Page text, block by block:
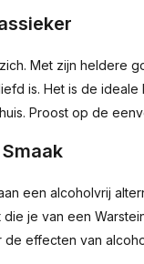
Met zijn heldere
is. Het is de
Proost op de
een alcoholvrij
je van een
effecten van